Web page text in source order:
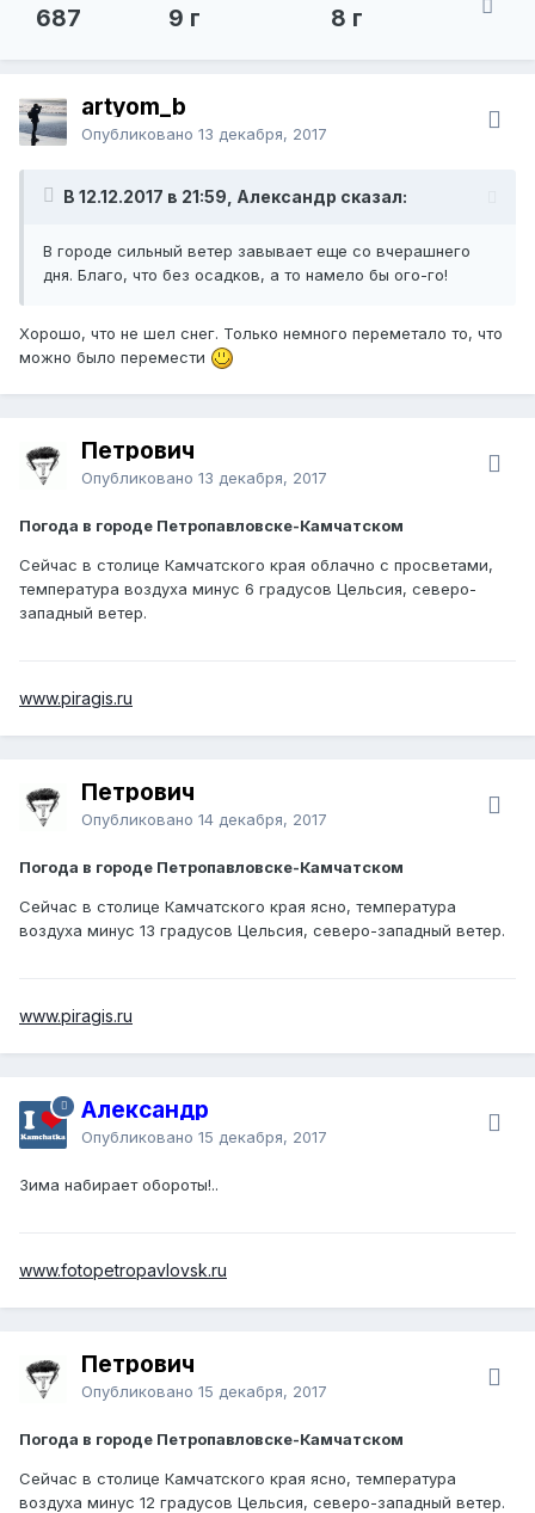
687 9 г 8 г
artyom_b
Опубликовано 13 декабря, 2017
В 12.12.2017 в 21:59, Александр сказал:
В городе сильный ветер завывает еще со вчерашнего
дня. Благо, что без осадков, а то намело бы ого-го!
Хорошо, что не шел снег. Только немного переметало то, что
можно было перемести
Петрович
Опубликовано 13 декабря, 2017
Погода в городе Петропавловске-Камчатском
Сейчас в столице Камчатского края облачно с просветами,
температура воздуха минус 6 градусов Цельсия, северо-
западный ветер.
www.piragis.ru
Петрович
Опубликовано 14 декабря, 2017
Погода в городе Петропавловске-Камчатском
Сейчас в столице Камчатского края ясно, температура
воздуха минус 13 градусов Цельсия, северо-западный ветер.
www.piragis.ru
Александр
Опубликовано 15 декабря, 2017
Зима набирает обороты!..
www.fotopetropavlovsk.ru
Петрович
Опубликовано 15 декабря, 2017
Погода в городе Петропавловске-Камчатском
Сейчас в столице Камчатского края ясно, температура
воздуха минус 12 градусов Цельсия, северо-западный ветер.